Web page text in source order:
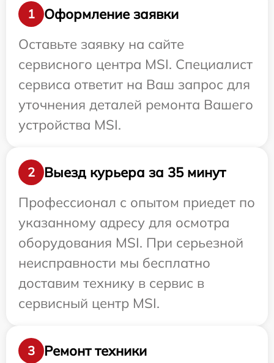
1
Оформление заявки
Оставьте заявку на сайте
сервисного центра MSI. Специалист
сервиса ответит на Ваш запрос для
уточнения деталей ремонта Вашего
устройства MSI.
2
Выезд курьера за 35 минут
Профессионал с опытом приедет по
указанному адресу для осмотра
оборудования MSI. При серьезной
неисправности мы бесплатно
доставим технику в сервис в
сервисный центр MSI.
3 Ремонт техники